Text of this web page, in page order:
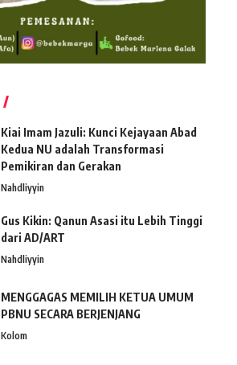
Kiai Imam Jazuli: Kunci Kejayaan Abad
Kedua NU adalah Transformasi
Pemikiran dan Gerakan
Nahdliyyin
Gus Kikin: Qanun Asasi itu Lebih Tinggi
dari AD/ART
Nahdliyyin
MENGGAGAS MEMILIH KETUA UMUM
PBNU SECARA BERJENJANG
Kolom